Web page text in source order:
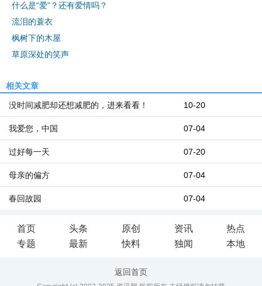
什么是“爱”？还有爱情吗？
流泪的蓑衣
枫树下的木屋
草原深处的笑声
相关文章
10-20
没时间减肥却还想减肥的，进来看看！
07-04
我爱您，中国
07-20
过好每一天
07-04
母亲的偏方
07-04
春回故园
首页 头条 原创 资讯
热点
专题
最新 快料 独闻 本地
返回首页